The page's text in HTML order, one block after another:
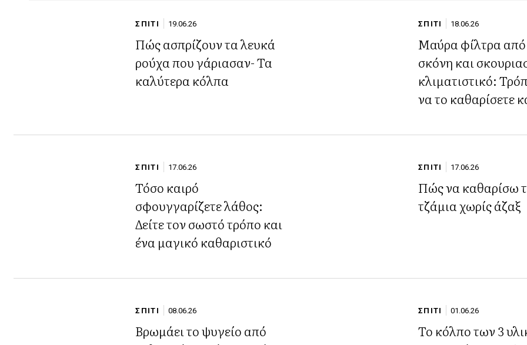
ΣΠΙΤΙ 19.06.26
Πώς ασπρίζουν τα λευκά
ρούχα που γάριασαν- Τα
καλύτερα κόλπα
ΣΠΙΤΙ 18.06.26
Μαύρα φίλτρα από
σκόνη και
κλιματιστικό:
να το καθαρίσετε
ΣΠΙΤΙ 17.06.26
Τόσο καιρό
σφουγγαρίζετε λάθος:
Δείτε τον σωστό τρόπο και
ένα μαγικό καθαριστικό
ΣΠΙΤΙ 17.06.26
Πώς να καθαρίσω
τζάμια χωρίς άζαξ
ΣΠΙΤΙ 08.06.26
Βρωμάει το ψυγείο από
ΣΠΙΤΙ 01.06.26
Το κόλπο των 3